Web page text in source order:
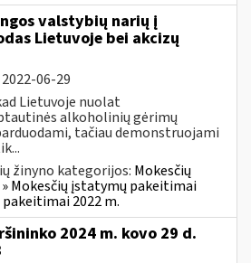
valstybių narių į
Lietuvoje bei akcizų
2022-06-29
Lietuvoje nuolat
alkoholinių gėrimų
tačiau demonstruojami
žinyno kategorijos: Mokesčių
Mokesčių įstatymų pakeitimai
2022 m.
2024 m. kovo 29 d.